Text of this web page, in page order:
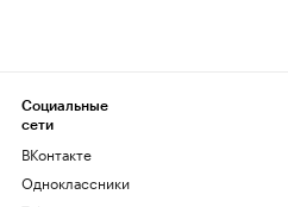
Социальные
сети
ВКонтакте
Одноклассники